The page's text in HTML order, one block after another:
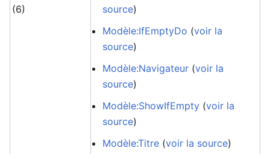
(6)
source)
Modèle:IfEmptyDo (voir la
source)
Modèle:Navigateur (voir la
source)
Modèle:ShowIfEmpty (voir la
source)
Modèle:Titre (voir la source)